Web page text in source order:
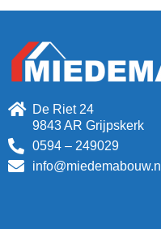
De Riet 24
9843 AR Grijpskerk
0594 – 249029
info@miedemabouw.nl